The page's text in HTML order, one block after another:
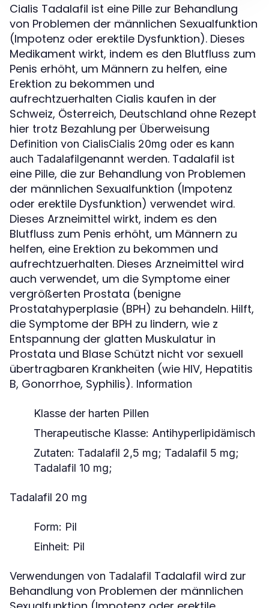
Cialis Tadalafil ist eine Pille zur Behandlung
von Problemen der männlichen Sexualfunktion
(Impotenz oder erektile Dysfunktion). Dieses
Medikament wirkt, indem es den Blutfluss zum
Penis erhöht, um Männern zu helfen, eine
Erektion zu bekommen und
aufrechtzuerhalten Cialis kaufen in der
Schweiz, Österreich, Deutschland ohne Rezept
hier trotz Bezahlung per Überweisung
Definition von CialisCialis 20mg oder es kann
auch Tadalafilgenannt werden. Tadalafil ist
eine Pille, die zur Behandlung von Problemen
der männlichen Sexualfunktion (Impotenz
oder erektile Dysfunktion) verwendet wird.
Dieses Arzneimittel wirkt, indem es den
Blutfluss zum Penis erhöht, um Männern zu
helfen, eine Erektion zu bekommen und
aufrechtzuerhalten. Dieses Arzneimittel wird
auch verwendet, um die Symptome einer
vergrößerten Prostata (benigne
Prostatahyperplasie (BPH) zu behandeln. Hilft,
die Symptome der BPH zu lindern, wie z
Entspannung der glatten Muskulatur in
Prostata und Blase Schützt nicht vor sexuell
übertragbaren Krankheiten (wie HIV, Hepatitis
B, Gonorrhoe, Syphilis). Information
Klasse der harten Pillen
Therapeutische Klasse: Antihyperlipidämisch
Zutaten: Tadalafil 2,5 mg; Tadalafil 5 mg;
Tadalafil 10 mg;
Tadalafil 20 mg
Form: Pil
Einheit: Pil
Verwendungen von Tadalafil Tadalafil wird zur
Behandlung von Problemen der männlichen